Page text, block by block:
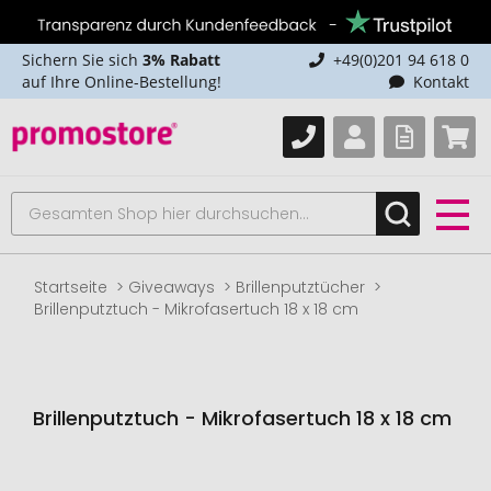
Sichern Sie sich 3% Rabatt
auf Ihre Online-Bestellung!
+49(0)201 94 618 0
Kontakt
Startseite Giveaways
Brillenputztücher
Brillenputztuch - Mikrofasertuch 18 x 18 cm
Brillenputztuch - Mikrofasertuch 18 x 18 cm